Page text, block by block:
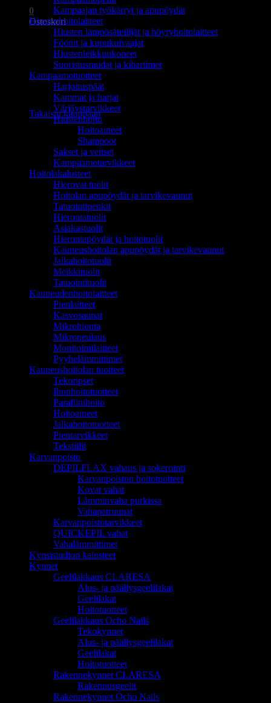
0
Ostoskori
Ostoskori on tyhjä.
Takaisin kauppaan
Kampaajan työkärryt ja apupöydät
Hiustenhoitolaitteet
Hiusten lämpösäteilijät ja höyryhoitolaitteet
Föönit ja kupukuivaajat
Hiustenleikkuukoneet
Suoristusraudat ja kihartimet
Kampaamotuotteet
Harjoituspäät
Kammat ja harjat
Värjäystarvikkeet
Hiustenhoito
Hoitoaineet
Shampoot
Sakset ja veitset
Kampaamotarvikkeet
Hoitolakalusteet
Hierovat tuolit
Hoitolan apupöydät ja tarvikevaunut
Tatuointipenkit
Hierontatuolit
Asiakastuolit
Hierontapöydät ja hoitotuolit
Kauneushoitolan apupöydät ja tarvikevaunut
Jalkahoitotuolit
Meikkituolit
Tatuointituolit
Kauneudenhoitolaitteet
Pienlaitteet
Kasvosaunat
Mikrohionta
Mikroneulaus
Monitoimilaitteet
Pyyhelämmittimet
Kauneushoitolan tuotteet
Tekoripset
Ihonhoitotuotteet
Parafiinihoito
Hoitoaineet
Jalkahoitotuotteet
Pientarvikkeet
Tekstiilit
Karvanpoisto
DEPILFLAX vahaus ja sokerointi
Karvanpoiston hoitotuotteet
Kovat vahat
Lämminvaha purkissa
Vahapatruunat
Karvanpoistotarvikkeet
QUICKEPIL vahat
Vahalämmittimet
Kynsistudion kalusteet
Kynnet
Geelilakkaus CLARESA
Alus- ja päällysgeelilakat
Geelilakat
Hoitotuotteet
Geelilakkaus Ocho Nails
Tekokynnet
Alus- ja päällysgeelilakat
Geelilakat
Hoitotuotteet
Rakennekynnet CLARESA
Rakennusgeelit
Rakennekynnet Ocho Nails